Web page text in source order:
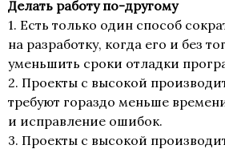
Делать работупо-другому
1. Есть только один способ
на разработку, когда его и без
уменьшить сроки отладки
2. Проекты с высокой
требуют гораздо меньше
и исправление ошибок.
3. Проекты с высокой